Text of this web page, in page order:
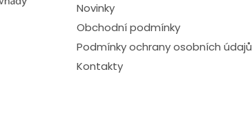
Novinky
Obchodní podmínky
Podmínky ochrany osobních údajů
Kontakty